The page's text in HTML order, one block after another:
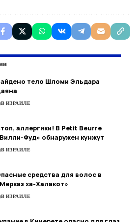
тело Шломи Эльдара
В ИЗРАИЛЕ
аллергики! В Petit Beurre
Фуд» обнаружен кунжут
В ИЗРАИЛЕ
средства для волос в
ха-Халакот»
В ИЗРАИЛЕ